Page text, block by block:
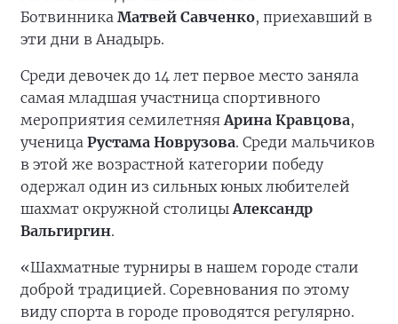
Ботвинника Матвей Савченко, приехавший в
эти дни в Анадырь.
Среди девочек до 14 лет первое место заняла
самая младшая участница спортивного
мероприятия семилетняяАрина Кравцова,
ученица Рустама Новрузова. Среди мальчиков
в этой же возрастной категории победу
одержал один из сильных юных любителей
шахмат окружной столицыАлександр
Вальгиргин.
«Шахматные турниры в нашем городе стали
доброй традицией. Соревнования по этому
виду спорта в городе проводятся регулярно.